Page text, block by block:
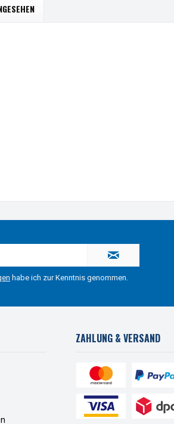
habe ich zur Kenntnis genommen.
ZAHLUNG & VERSAND